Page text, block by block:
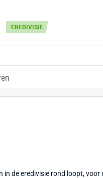
EREDIVISIE
in de eredivisie rond loopt, voor